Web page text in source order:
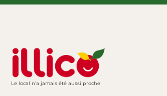
Le local n'a jamais été aussi proche